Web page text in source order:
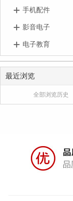
手机配件
影音电子
电子教育
最近浏览
全部浏览历史